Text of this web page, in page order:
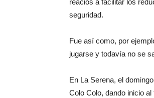
reacios a facilitar los
seguridad.
Fue así como, por
jugarse y todavía no se
En La Serena, el
Colo Colo, dando inicio